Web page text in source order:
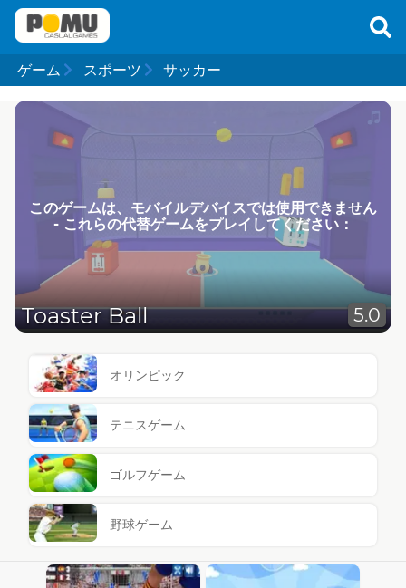
ゲーム スポーツ サッカー
このゲームは、モバイルデバイスでは使用できません
- これらの代替ゲームをプレイしてください：
Toaster Ball 5.0
オリンピック
テニスゲーム
ゴルフゲーム
野球ゲーム